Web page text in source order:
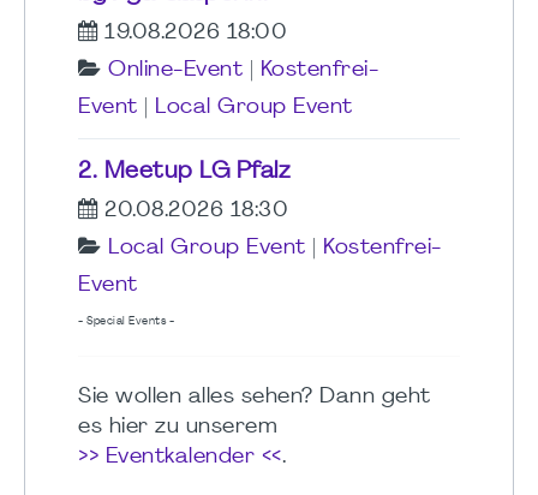
19.08.2026 18:00
Online-Event
Kostenfrei-
Event
Local Group Event
2. Meetup LG Pfalz
20.08.2026 18:30
Local Group Event
Kostenfrei-
Event
- Special Events -
Sie wollen alles sehen? Dann geht
es hier zu unserem
>> Eventkalender <<.